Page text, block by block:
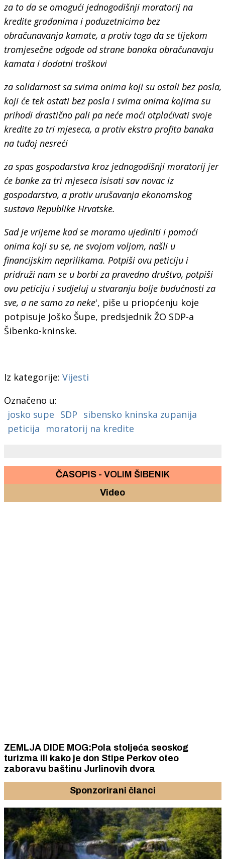
za to da se omogući jednogodišnji moratorij na
kredite građanima i poduzetnicima bez
obračunavanja kamate, a protiv toga da se tijekom
tromjesečne odgode od strane banaka obračunavaju
kamata i dodatni troškovi
za solidarnost sa svima onima koji su ostali bez posla,
koji će tek ostati bez posla i svima onima kojima su
prihodi drastično pali pa neće moći otplaćivati svoje
kredite za tri mjeseca, a protiv ekstra profita banaka
na tuđoj nesreći
za spas gospodarstva kroz jednogodišnji moratorij jer
će banke za tri mjeseca isisati sav novac iz
gospodarstva, a protiv urušavanja ekonomskog
sustava Republike Hrvatske.
Sad je vrijeme kad se moramo ujediniti i pomoći
onima koji su se, ne svojom voljom, našli u
financijskim neprilikama. Potpiši ovu peticiju i
pridruži nam se u borbi za pravedno društvo, potpiši
ovu peticiju i sudjeluj u stvaranju bolje budućnosti za
sve, a ne samo za neke', piše u priopćenju koje
potpisuje Joško Šupe, predsjednik ŽO SDP-a
Šibenko-kninske.
Iz kategorije: Vijesti
Označeno u:
josko supe SDP sibensko kninska zupanija
peticija
moratorij na kredite
ČASOPIS - VOLIM ŠIBENIK
Video
ZEMLJA DIDE MOG:Pola stoljeća seoskog
turizma ili kako je don Stipe Perkov oteo
zaboravu baštinu Jurlinovih dvora
Sponzorirani članci